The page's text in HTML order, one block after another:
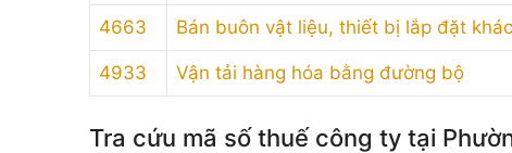
4663 Bán buôn vật liệu, thiết bị lắp đặt
4933 Vận tải hàng hóa bằng đường bộ
Tra cứu mã số thuế công ty tại